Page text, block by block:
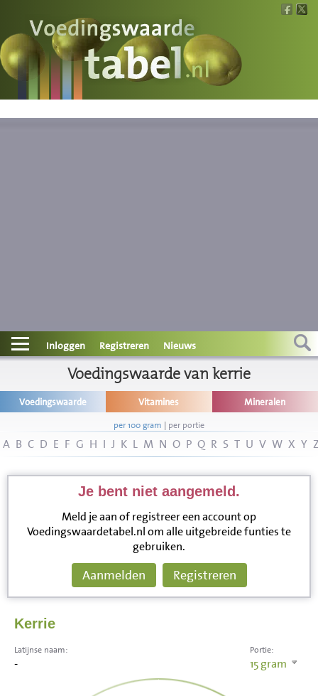
Voedingswaarde
Wat is wat?
Contact
Informatie
Disclaimer
Inloggen Registreren Nieuws
Voedingswaarde van kerrie
Voedingswaarde Vitamines Mineralen
per 100 gram | per portie
A B C D E F G H I J K L M N O P Q R S T U V W X Y
Je bent niet aangemeld.
Meld je aan of registreer een account op
Voedingswaardetabel.nl om alle uitgebreide funties te
gebruiken.
Aanmelden Registreren
Kerrie
Portie:
15gram
Latijnse naam:
-